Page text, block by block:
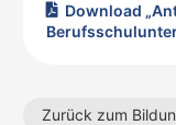
Download
Zurück zum